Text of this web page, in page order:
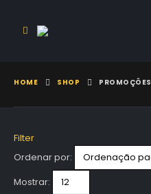
HOME SHOP PROMOÇÕES
Filter
Ordenar por:
Mostrar: